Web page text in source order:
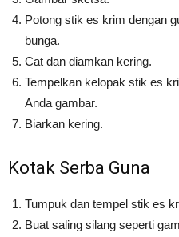
Potong stik es krim dengan
bunga.
Cat dan diamkan kering.
Tempelkan kelopak stik es
Anda gambar.
Biarkan kering.
Kotak Serba Guna
Tumpuk dan tempel stik es
Buat saling silang seperti